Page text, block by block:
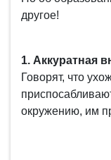
другое!
1. Аккуратная
Говорят, что
окружению, им